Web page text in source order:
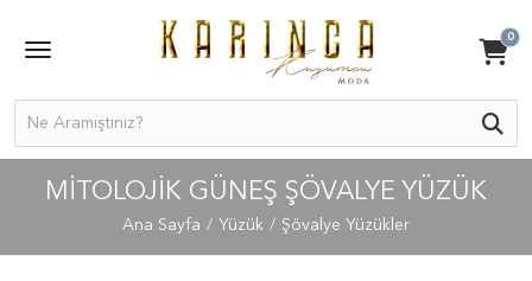
0
MITOLOJIK GÜNEŞ ŞÖVALYE YÜZÜK
Ana Sayfa Yüzük Şövalye Yüzükler